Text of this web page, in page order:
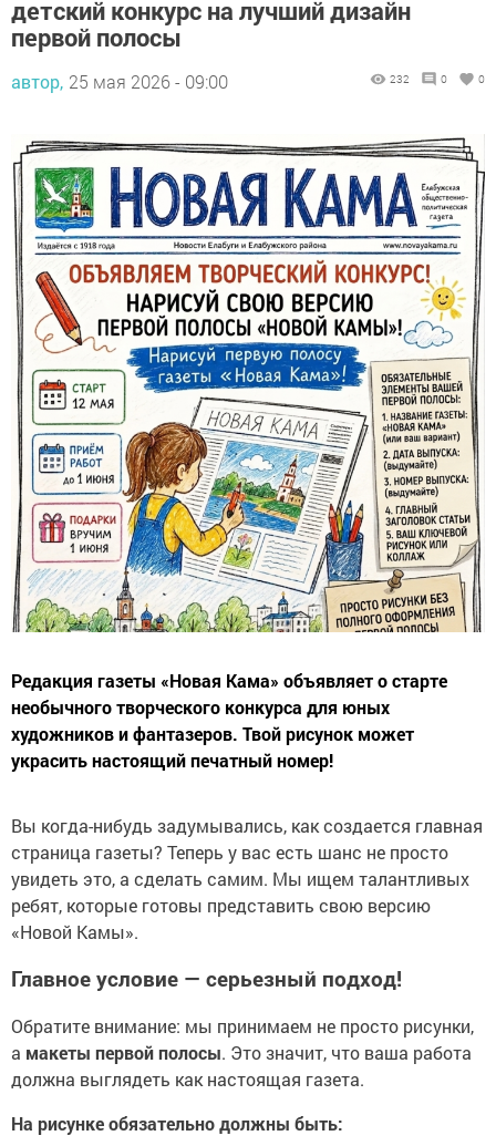
детский конкурс на лучший дизайн
первой полосы
автор, 25 мая 2026 - 09:00 232 0 0
Редакция газеты «Новая Кама» объявляет о старте
необычного творческого конкурса для юных
художников и фантазеров. Твой рисунок может
украсить настоящий печатный номер!
Вы когда-нибудь задумывались, как создается главная
страница газеты? Теперь у вас есть шанс не просто
увидеть это, а сделать самим. Мы ищем талантливых
ребят, которые готовы представить свою версию
«Новой Камы».
Главное условие — серьезный подход!
Обратите внимание: мы принимаем не просто рисунки,
а макеты первой полосы. Это значит, что ваша работа
должна выглядеть как настоящая газета.
На рисунке обязательно должны быть: